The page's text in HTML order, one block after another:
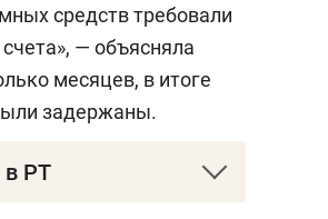
средств требовали
— объясняла
месяцев, в итоге
задержаны.
РТ